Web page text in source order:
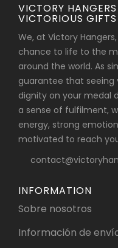
VICTORY
VICTORIOUS
We, at Victory
chance to life to the
around the world. As
guarantee that seeing
dignity on your medal
a sense of fulfilment,
energy, strong
motivated to reach
INFORMATION
Sobre nosotros
Información de